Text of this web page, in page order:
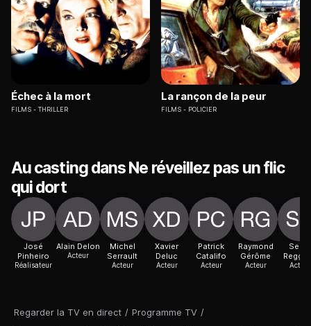
Regarder la TV en direct / Programme TV /
Échec à la mort
FILMS THRILLER
La rançon de la peur
FILMS POLICIER
Au casting dans Ne réveillez pas un flic
qui dort
José
Pinheiro
Réalisateur
Alain Delon
Acteur
Michel
Serrault
Acteur
Xavier
Deluc
Acteur
Patrick
Catalifo
Acteur
Raymond
Gérôme
Acteur
Serge
Acteur